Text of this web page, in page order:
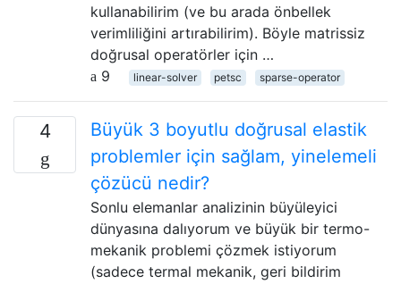
kullanabilirim (ve bu arada önbellek
verimliliğini artırabilirim). Böyle matrissiz
doğrusal operatörler için …
9
linear-solver petsc sparse-operator
4
Büyük 3 boyutlu doğrusal elastik
problemler için sağlam, yinelemeli
çözücü nedir?
Sonlu elemanlar analizinin büyüleyici
dünyasına dalıyorum ve büyük bir termo-
mekanik problemi çözmek istiyorum
(sadece termal mekanik, geri bildirim